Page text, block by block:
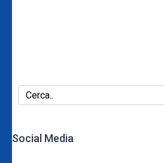
Social Media